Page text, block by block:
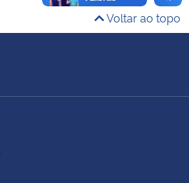
Voltar ao topo